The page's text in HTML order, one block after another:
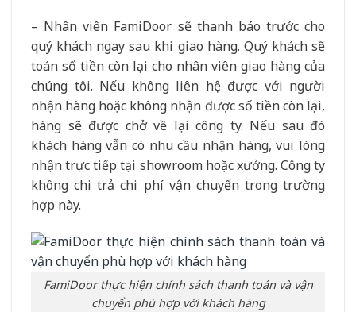
– Nhân viên FamiDoor sẽ thanh báo trước cho
quý khách ngay sau khi giao hàng. Quý khách sẽ
toán số tiền còn lại cho nhân viên giao hàng của
chúng tôi. Nếu không liên hệ được với người
nhận hàng hoặc không nhận được số tiền còn lại,
hàng sẽ được chở về lại công ty. Nếu sau đó
khách hàng vẫn có nhu cầu nhận hàng, vui lòng
nhận trực tiếp tại showroom hoặc xưởng. Công ty
không chi trả chi phí vận chuyển trong trường
hợp này.
FamiDoor thực hiện chính sách thanh toán và vận
chuyển phù hợp với khách hàng